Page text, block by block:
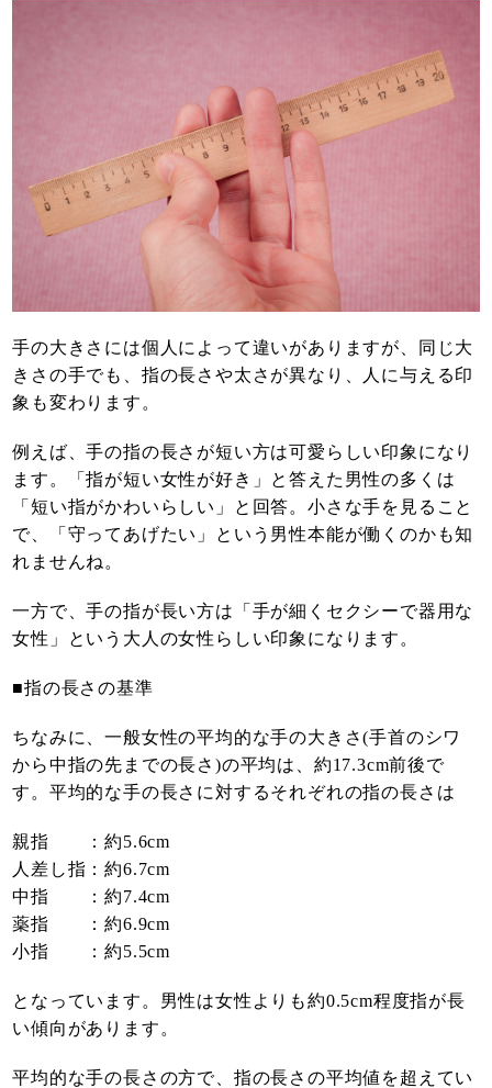
手の大きさには個人によって違いがありますが、同じ大
きさの手でも、指の長さや太さが異なり、人に与える印
象も変わります。
例えば、手の指の長さが短い方は可愛らしい印象になり
ます。「指が短い女性が好き」と答えた男性の多くは
「短い指がかわいらしい」と回答。小さな手を見ること
で、「守ってあげたい」という男性本能が働くのかも知
れませんね。
一方で、手の指が長い方は「手が細くセクシーで器用な
女性」という大人の女性らしい印象になります。
■指の長さの基準
ちなみに、一般女性の平均的な手の大きさ(手首のシワ
から中指の先までの長さ)の平均は、約17.3cm前後で
す。平均的な手の長さに対するそれぞれの指の長さは
親指 ：約5.6cm
人差し指：約6.7cm
中指 ：約7.4cm
薬指 ：約6.9cm
小指 ：約5.5cm
となっています。男性は女性よりも約0.5cm程度指が長
い傾向があります。
平均的な手の長さの方で、指の長さの平均値を超えてい